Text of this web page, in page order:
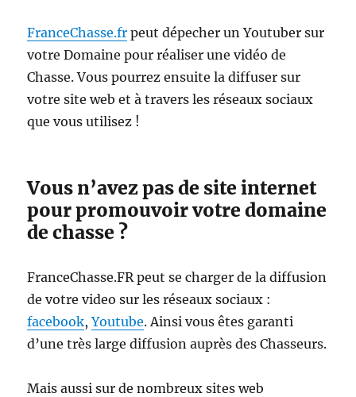
FranceChasse.fr peut dépecher un Youtuber sur
votre Domaine pour réaliser une vidéo de
Chasse. Vous pourrez ensuite la diffuser sur
votre site web et à travers les réseaux sociaux
que vous utilisez !
Vous n’avez pas de site internet
pour promouvoir votre domaine
de chasse ?
FranceChasse.FR peut se charger de la diffusion
de votre video sur les réseaux sociaux :
facebook,Youtube. Ainsi vous êtes garanti
d’une très large diffusion auprès des Chasseurs.
Mais aussi sur de nombreux sites web